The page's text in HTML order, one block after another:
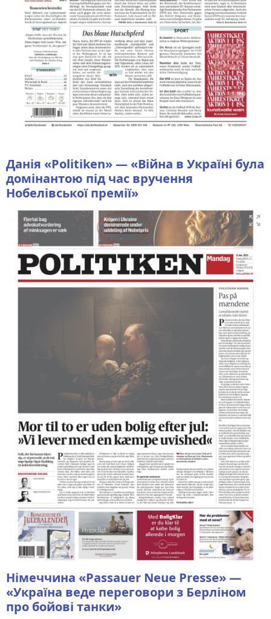
Данія «Politiken» — «Війна в Україні була
домінантою під час вручення
Нобелівської премії»

Німеччина «Passauer Neue Presse» —
«Україна веде переговори з Берліном
про бойові танки»